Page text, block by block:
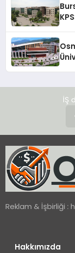
İŞ
Reklam & İşbirliği :
Hakkımızda